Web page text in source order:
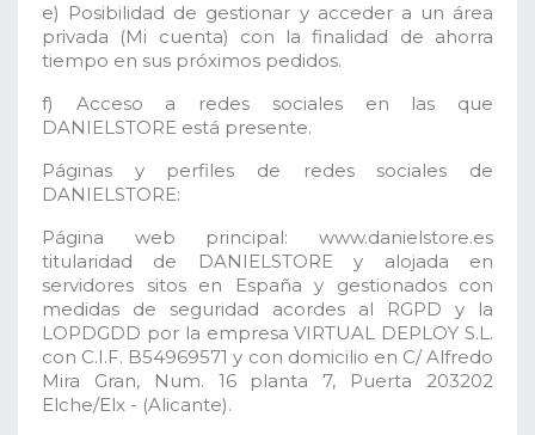
e) Posibilidad de gestionar y acceder a un área
privada (Mi cuenta) con la finalidad de ahorra
tiempo en sus próximos pedidos.
f) Acceso a redes sociales en las que
DANIELSTORE está presente.
Páginas y perfiles de redes sociales de
DANIELSTORE:
Página web principal: www.danielstore.es
titularidad de DANIELSTORE y alojada en
servidores sitos en España y gestionados con
medidas de seguridad acordes al RGPD y la
LOPDGDD por la empresa VIRTUAL DEPLOY S.L.
con C.I.F. B54969571 y con domicilio en C/ Alfredo
Mira Gran, Num. 16 planta 7, Puerta 203202
Elche/Elx - (Alicante).